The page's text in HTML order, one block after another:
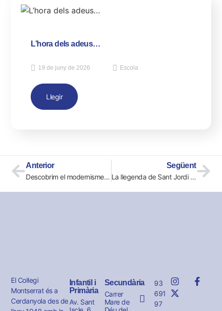
L’hora dels adeus…
19 de juny de 2026 Escola
Llegir
Anterior
Descobrim el modernisme a 2n!
Següent
La llegenda de Sant Jordi a les llars d’infants
El Col·legi
Montserrat és a
Cerdanyola des de
Infantil i
Primària
Av. Sant
Secundària
Carrer
Mare de
93
691
97